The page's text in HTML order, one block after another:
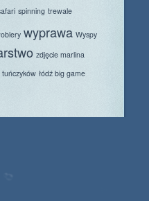
spinning trewale
wyprawa Wyspy
zdjęcie marlina
tuńczyków łódź big game